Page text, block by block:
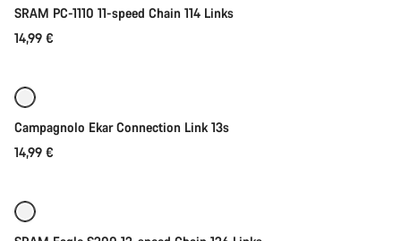
SRAM PC-1110 11-speed Chain 114 Links
14,99 €
Campagnolo Ekar Connection Link 13s
14,99 €